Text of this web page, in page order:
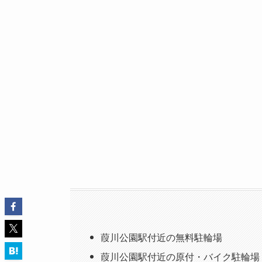
葭川公園駅付近の無料駐輪場
葭川公園駅付近の原付・バイク駐輪場